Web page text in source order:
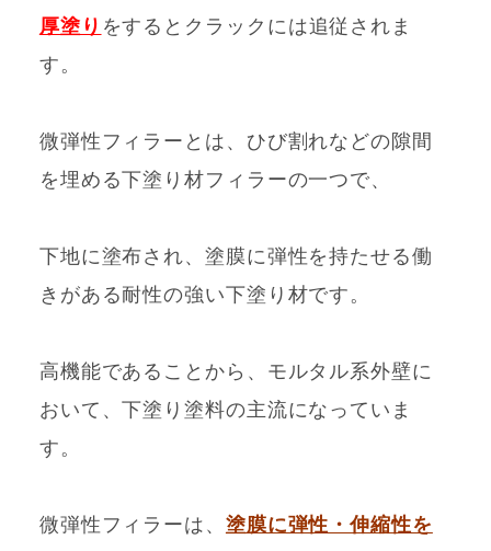
厚塗り をすると クラックには追従されま
す。
微弾性フィラーとは、ひび割れなどの隙間
を埋める下塗り材フィラーの一つで、
下地に塗布され、塗膜に弾性を持たせる働
きがある耐性の強い下塗り材です。
高機能であることから、モルタル系外壁に
おいて、下塗り塗料の主流になっていま
す。
微弾性フィラーは、 塗膜に弾性・伸縮性を